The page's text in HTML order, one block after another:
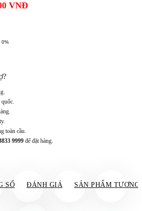
VNĐ
0%
quốc.
toàn cầu.
9999 để đặt hàng.
SỐ ĐÁNH GIÁ SẢN PHẨM TƯƠNG